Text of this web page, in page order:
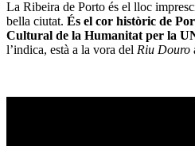
La Ribeira de Porto és el lloc
bella ciutat. És el cor històric de
Cultural de la Humanitat per la
l’indica, està a la vora del Riu Douro